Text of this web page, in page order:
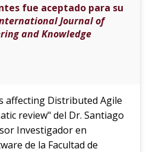
fue aceptado para su
Journal of
and Knowledge
affecting Distributed Agile
review" del Dr. Santiago
Investigador en
de la Facultad de